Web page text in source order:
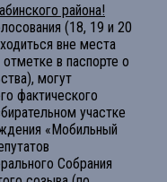
района!
(18, 19 и 20
вне места
в паспорте о
могут
фактического
участке
«Мобильный
Собрания